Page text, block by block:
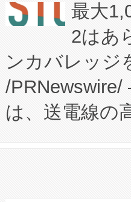
患者にとって
のアクセス
Fully-
プログラムに
に関する技術
構造化トレー
上げおよび
設備整備お
President原
ードする
ーエネルギー
た。 Voltaiq
定、統合、導
安全性を追跡
増加してい
る電力網に
最大
2はあ
ンカバレッジ
/
は、送電線の
や穀物倉庫に
リューショ
したAvia 2は